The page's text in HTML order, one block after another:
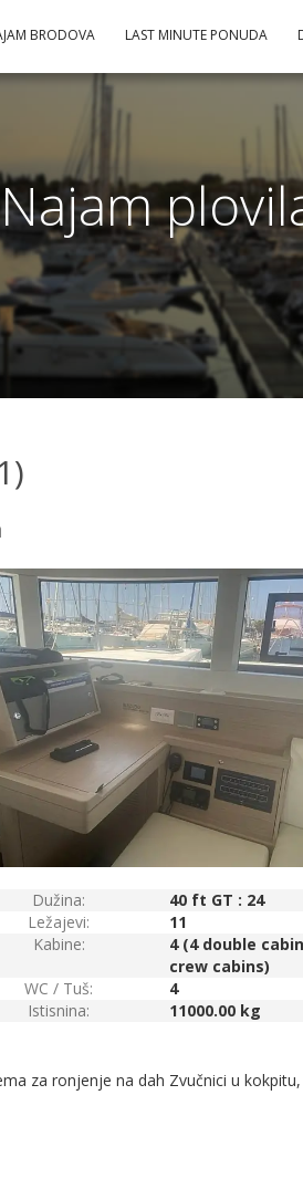
BRODOVA LAST MINUTE PONUDA
Najam
Dužina:
40 ft GT : 24
Ležajevi:
11
Kabine:
4 (4 double
crew cabins)
WC / Tuš:
4
Istisnina:
11000.00 kg
za ronjenje na dah Zvučnici u